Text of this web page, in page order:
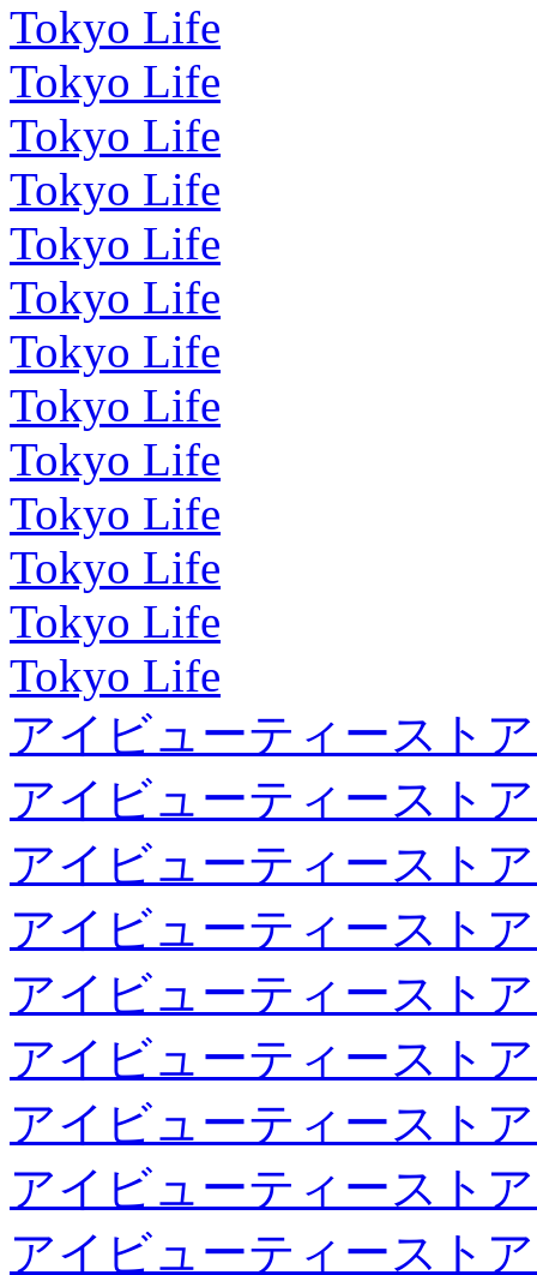
Tokyo Life
Tokyo Life
Tokyo Life
Tokyo Life
Tokyo Life
Tokyo Life
Tokyo Life
Tokyo Life
Tokyo Life
Tokyo Life
Tokyo Life
Tokyo Life
Tokyo Life
アイビューティースト
アイビューティースト
アイビューティースト
アイビューティースト
アイビューティースト
アイビューティースト
アイビューティースト
アイビューティースト
アイビューティースト